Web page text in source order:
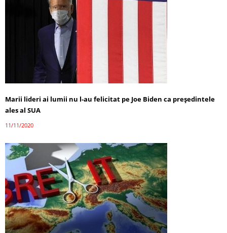
Marii lideri ai lumii nu l-au felicitat pe Joe Biden ca președintele
ales al SUA
11/11/2020